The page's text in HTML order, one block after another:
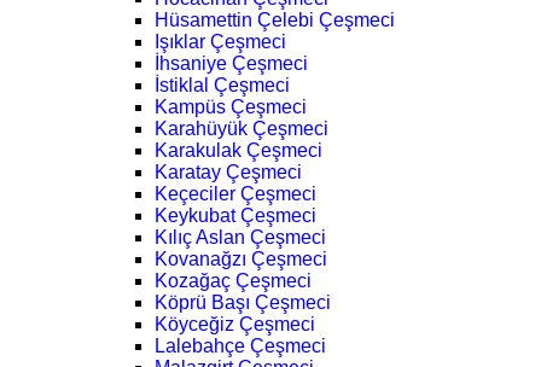
Hüsamettin Çelebi Çeşmeci
Işıklar Çeşmeci
İhsaniye Çeşmeci
İstiklal Çeşmeci
Kampüs Çeşmeci
Karahüyük Çeşmeci
Karakulak Çeşmeci
Karatay Çeşmeci
Keçeciler Çeşmeci
Keykubat Çeşmeci
Kılıç Aslan Çeşmeci
Kovanağzı Çeşmeci
Kozağaç Çeşmeci
Köprü Başı Çeşmeci
Köyceğiz Çeşmeci
Lalebahçe Çeşmeci